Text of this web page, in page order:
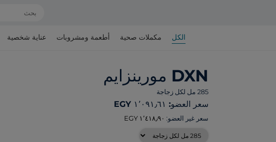
الكل مكملات صحية أطعمة ومشروبات عناية شخصية
DXN مورينزايم
285 مل لكل زجاجة
سعر العضو: ‏١٬٠٩١٫٦١ EGY
سعر غير العضو: